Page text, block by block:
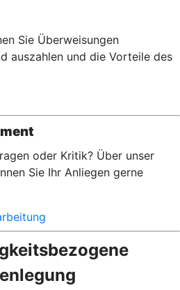
Sie Überweisungen
auszahlen und die Vorteile des
oder Kritik? Über unser
Sie Ihr Anliegen gerne